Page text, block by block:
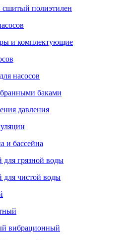
полиэтилен
и комплектующие
насосов
баками
давления
и бассейна
грязной воды
чистой воды
вибрационный